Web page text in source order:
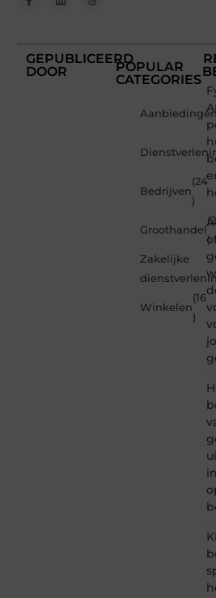
GEPUBLICEERD
DOOR
POPULAR
CATEGORIES
Aanbiedingen
Bedrijven
(24
)
Groothandel
)
Zakelijke
Winkelen
(16
)
in